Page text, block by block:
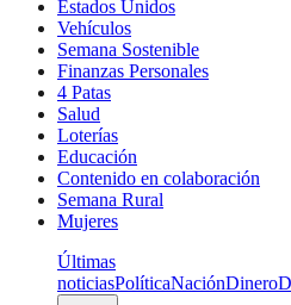
Estados Unidos
Vehículos
Semana Sostenible
Finanzas Personales
4 Patas
Salud
Loterías
Educación
Contenido en colaboración
Semana Rural
Mujeres
Últimas
noticiasPolíticaNaciónDinero